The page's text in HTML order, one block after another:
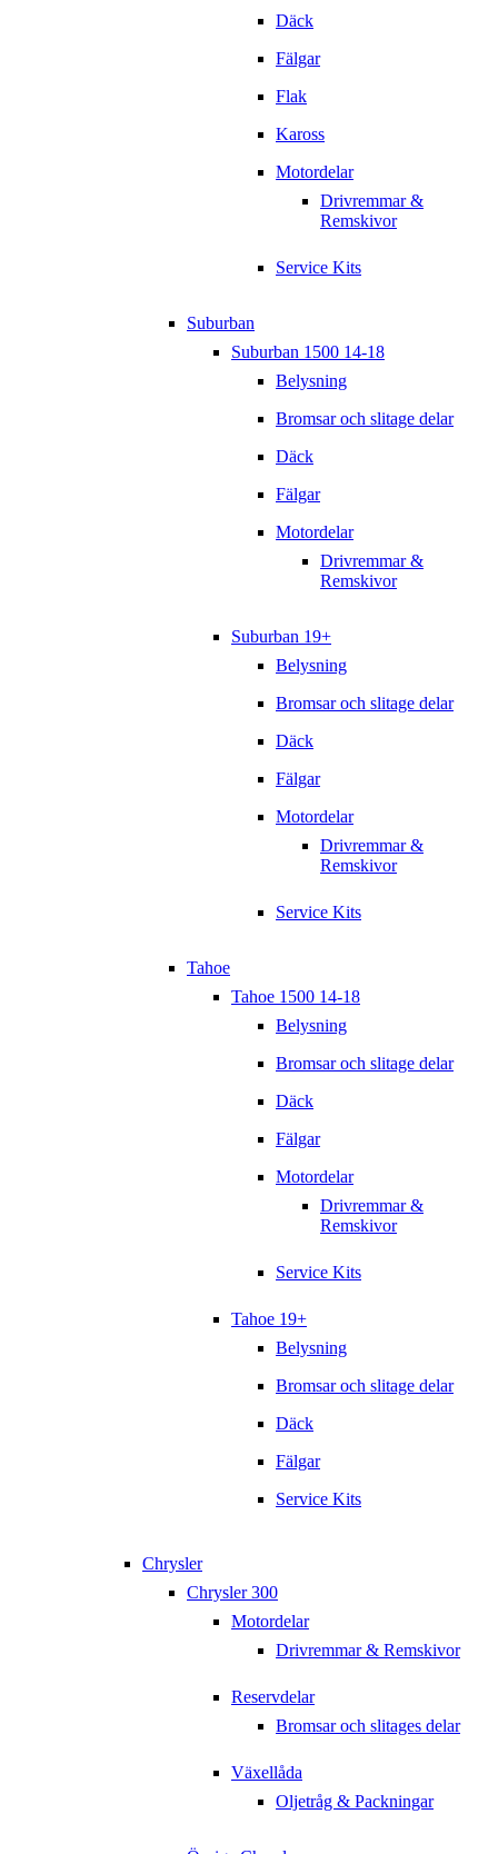
Däck
Fälgar
Flak
Kaross
Motordelar
Drivremmar &
Remskivor
Service Kits
Suburban
Suburban 1500 14-18
Belysning
Bromsar och slitage delar
Däck
Fälgar
Motordelar
Drivremmar &
Remskivor
Suburban 19+
Belysning
Bromsar och slitage delar
Däck
Fälgar
Motordelar
Drivremmar &
Remskivor
Service Kits
Tahoe
Tahoe 1500 14-18
Belysning
Bromsar och slitage delar
Däck
Fälgar
Motordelar
Drivremmar &
Remskivor
Service Kits
Tahoe 19+
Belysning
Bromsar och slitage delar
Däck
Fälgar
Service Kits
Chrysler
Chrysler 300
Motordelar
Drivremmar & Remskivor
Reservdelar
Bromsar och slitages delar
Växellåda
Oljetråg & Packningar